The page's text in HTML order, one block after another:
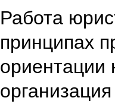
Работа
принципах
ориентации